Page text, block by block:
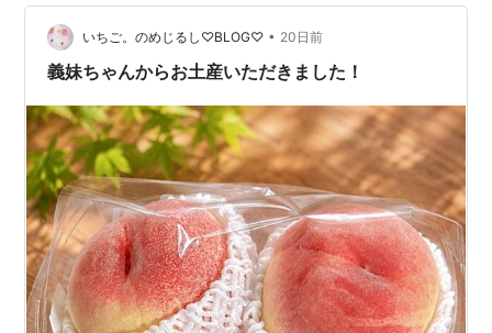
設ブログランキング参加中雑談・日記を書きたい人のグ
ループいちご。のめじるし♡BLOG♡ • 20日前
義妹ちゃんからお土産いただきました！